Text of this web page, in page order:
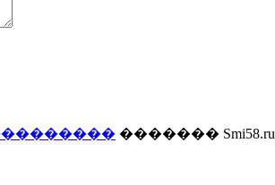
������� Smi58.ru